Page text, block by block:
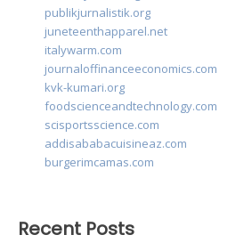
publikjurnalistik.org
juneteenthapparel.net
italywarm.com
journaloffinanceeconomics.com
kvk-kumari.org
foodscienceandtechnology.com
scisportsscience.com
addisababacuisineaz.com
burgerimcamas.com
Recent Posts